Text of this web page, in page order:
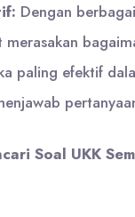
Dengan
merasakan
paling efektif
Soal UKK